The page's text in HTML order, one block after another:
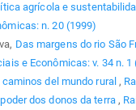
agrícola e
n. 20 (1999)
Das margens do rio São
e Econômicas: v. 34 n. 1
caminos del mundo rural,
dos donos da terra,